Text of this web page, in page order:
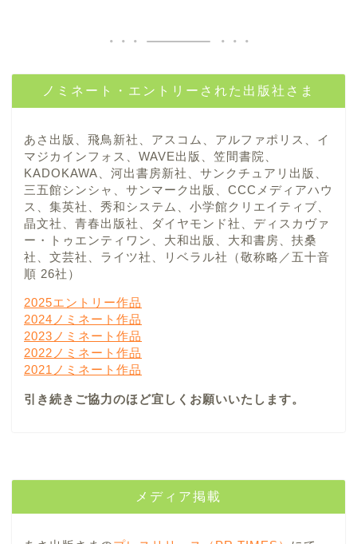
ノミネート・エントリーされた出版社さま
あさ出版、飛鳥新社、アスコム、アルファポリス、イ
マジカインフォス、WAVE出版、笠間書院、
KADOKAWA、河出書房新社、サンクチュアリ出版、
三五館シンシャ、サンマーク出版、CCCメディアハウ
ス、集英社、秀和システム、小学館クリエイティブ、
晶文社、青春出版社、ダイヤモンド社、ディスカヴァ
ー・トゥエンティワン、大和出版、大和書房、扶桑
社、文芸社、ライツ社、リベラル社（敬称略／五十音
順 26社）
2025エントリー作品
2024ノミネート作品
2023ノミネート作品
2022ノミネート作品
2021ノミネート作品
引き続きご協力のほど宜しくお願いいたします。
メディア掲載